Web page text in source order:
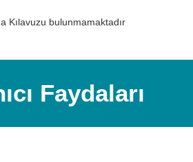
Kılavuzu bulunmamaktadır
Faydaları